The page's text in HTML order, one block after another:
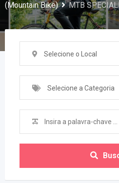
(Mountain Bike)
MTB
Selecione o Local
Selecione a Categoria